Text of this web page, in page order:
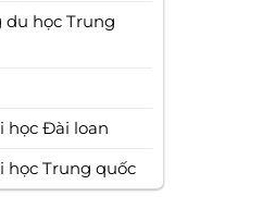
du học Trung
học Đài loan
học Trung quốc